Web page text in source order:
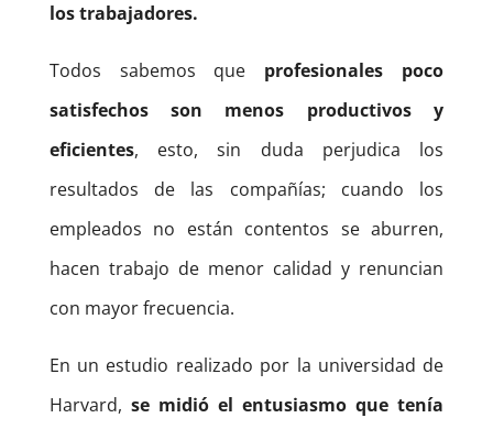
los trabajadores.
Todos sabemos que profesionales poco
satisfechos son menos productivos y
eficientes, esto, sin duda perjudica los
resultados de las compañías; cuando los
empleados no están contentos se aburren,
hacen trabajo de menor calidad y renuncian
con mayor frecuencia.
En un estudio realizado por la universidad de
Harvard, se midió el entusiasmo que tenía